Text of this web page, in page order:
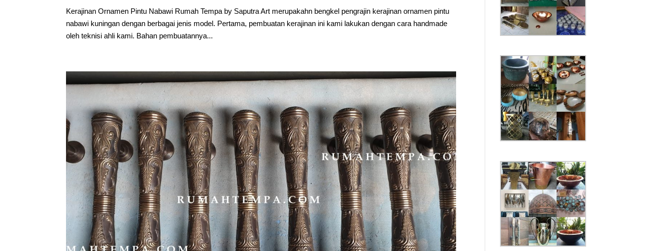
Kerajinan Ornamen Pintu Nabawi Rumah Tempa by Saputra Art merupakahn bengkel pengrajin kerajinan ornamen pintu
nabawi kuningan dengan berbagai jenis model. Pertama, pembuatan kerajinan ini kami lakukan dengan cara handmade
oleh teknisi ahli kami. Bahan pembuatannya...